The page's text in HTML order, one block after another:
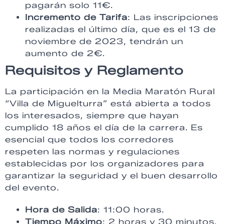
pagarán solo 11€.
Incremento de Tarifa: Las inscripciones
realizadas el último día, que es el 13 de
noviembre de 2023, tendrán un
aumento de 2€.
Requisitos y Reglamento
La participación en la Media Maratón Rural
“Villa de Miguelturra” está abierta a todos
los interesados, siempre que hayan
cumplido 18 años el día de la carrera. Es
esencial que todos los corredores
respeten las normas y regulaciones
establecidas por los organizadores para
garantizar la seguridad y el buen desarrollo
del evento.
Hora de Salida: 11:00 horas.
Tiempo Máximo: 2 horas y 30 minutos.